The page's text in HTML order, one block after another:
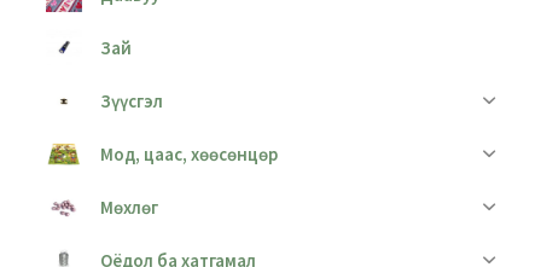
Зай
Зүүсгэл
Мод, цаас, хөөсөнцөр
Мөхлөг
Оёдол ба хатгамал